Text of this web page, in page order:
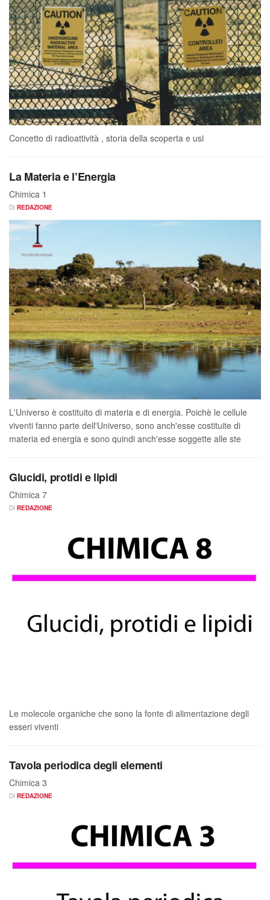
Concetto di radioattività , storia della scoperta e usi
La Materia e l’Energia
Chimica 1
DI REDAZIONE
L'Universo è costituito di materia e di energia. Poichè le cellule
viventi fanno parte dell'Universo, sono anch'esse costituite di
materia ed energia e sono quindi anch'esse soggette alle ste
Glucidi, protidi e lipidi
Chimica 7
DI REDAZIONE
Le molecole organiche che sono la fonte di alimentazione degli
esseri viventi
Tavola periodica degli elementi
Chimica 3
DI REDAZIONE